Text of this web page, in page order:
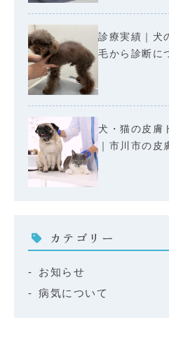
診療実績｜犬
毛から診断に
犬・猫の皮膚
｜市川市の皮
カテゴリー
お知らせ
病気について